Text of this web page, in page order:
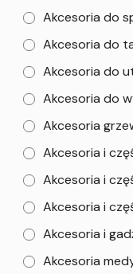
Akcesoria do
Akcesoria do
Akcesoria do
Akcesoria do
Akcesoria
Akcesoria i
Akcesoria i
Akcesoria i
Akcesoria i
Akcesoria